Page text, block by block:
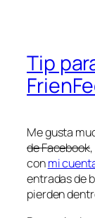
Tip
Me gusta
de Facebook
conmi
entradas de
pierden